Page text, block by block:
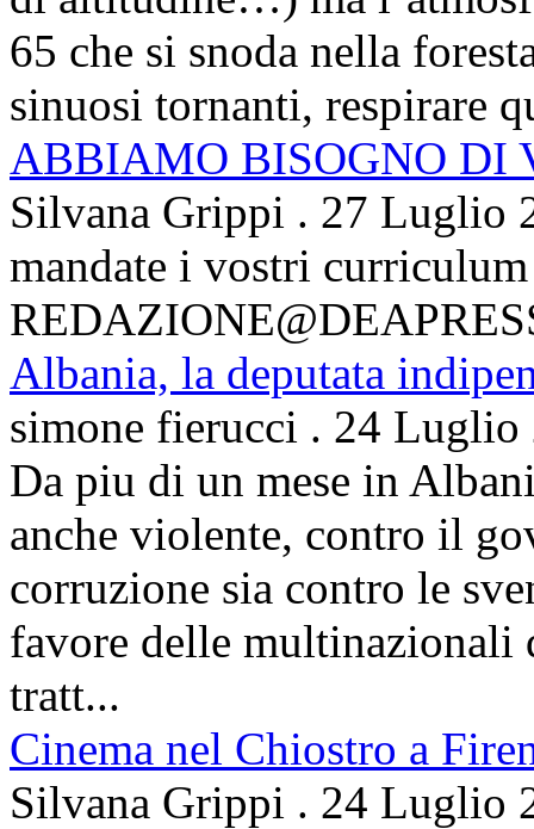
65 che si snoda nella
sinuosi tornanti, respirare
ABBIAMO BISOGNO DI
Silvana Grippi . 27 Luglio
mandate i vostri
Albania, la deputata
simone fierucci . 24 Luglio
Da piu di un mese in
anche violente, contro il
corruzione sia contro le
favore delle multinazionali
tratt...
Cinema nel Chiostro a
Silvana Grippi . 24 Luglio